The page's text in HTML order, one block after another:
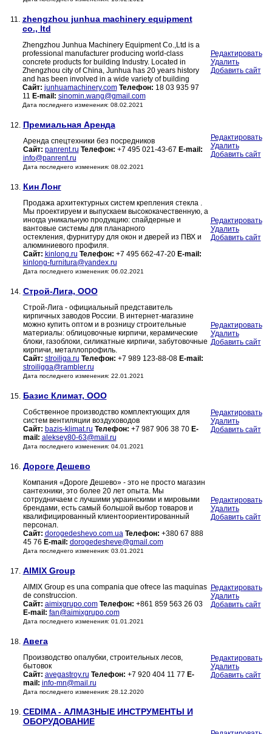
11. zhengzhou junhua machinery equipment
co., ltd
Zhengzhou Junhua Machinery Equipment Co.,Ltd is a
professional manufacturer producing world-class
concrete products for building Industry. Located in
Zhengzhou city of China, Junhua has 20 years history
and has been involved in a wide variety of building
Сайт: junhuamachinery.com Телефон: 18 03 935 97
11 E-mail: sinomin.wang@gmail.com
Дата последнего изменения: 08.02.2021
Редактировать
Удалить
Добавить сайт
12. Премиальная Аренда
Аренда спецтехники без посредников
Сайт: panrent.ru Телефон: +7 495 021-43-67 E-mail:
info@panrent.ru
Дата последнего изменения: 08.02.2021
Редактировать
Удалить
Добавить сайт
13. Кин Лонг
Продажа архитектурных систем крепления стекла .
Мы проектируем и выпускаем высококачественную, а
иногда уникальную продукцию: спайдерные и
вантовые системы для планарного
остекления, фурнитуру для окон и дверей из ПВХ и
алюминиевого профиля.
Сайт: kinlong.ru Телефон: +7 495 662-47-20 E-mail:
kinlong-furnitura@yandex.ru
Дата последнего изменения: 06.02.2021
Редактировать
Удалить
Добавить сайт
14. Строй-Лига, ООО
Строй-Лига - официальный представитель
кирпичных заводов России. В интернет-магазине
можно купить оптом и в розницу строительные
материалы: облицовочные кирпичи, керамические
блоки, газоблоки, силикатные кирпичи, забутовочные
кирпичи, металлопрофиль.
Сайт: stroiliga.ru Телефон: +7 989 123-88-08 E-mail:
stroiligga@rambler.ru
Дата последнего изменения: 22.01.2021
Редактировать
Удалить
Добавить сайт
15. Базис Климат, ООО
Собственное производство комплектующих для
систем вентиляции воздуховодов
Сайт: bazis-klimat.ru Телефон: +7 987 906 38 70 E-
mail: aleksey80-63@mail.ru
Дата последнего изменения: 04.01.2021
Редактировать
Удалить
Добавить сайт
16. Дороге Дешево
Компания «Дороге Дешево» - это не просто магазин
сантехники, это более 20 лет опыта. Мы
сотрудничаем с лучшими украинскими и мировыми
брендами, есть самый большой выбор товаров и
квалифицированный клиентоориентированный
персонал.
Сайт: dorogedeshevo.com.ua Телефон: +380 67 888
45 76 E-mail: dorogedesheve@gmail.com
Дата последнего изменения: 03.01.2021
Редактировать
Удалить
Добавить сайт
17. AIMIX Group
AIMIX Group es una compania que ofrece las maquinas
de construccion.
Сайт: aimixgrupo.com Телефон: +861 859 563 26 03
E-mail: fan@aimixgrupo.com
Дата последнего изменения: 01.01.2021
Редактировать
Удалить
Добавить сайт
18. Авега
Производство опалубки, строительных лесов,
бытовок
Сайт: avegastroy.ru Телефон: +7 920 404 11 77 E-
mail: info-mn@mail.ru
Дата последнего изменения: 28.12.2020
Редактировать
Удалить
Добавить сайт
19. CEDIMA - АЛМАЗНЫЕ ИНСТРУМЕНТЫ И
ОБОРУДОВАНИЕ